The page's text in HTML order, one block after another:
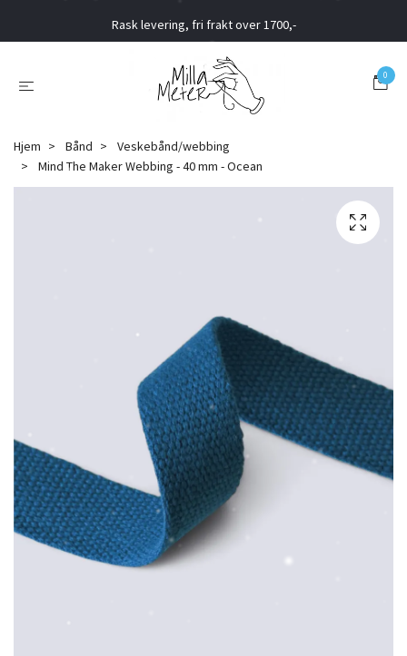
Rask levering, fri frakt over 1700,-
0
Hjem Bånd
Veskebånd/webbing
Mind The Maker Webbing - 40 mm - Ocean